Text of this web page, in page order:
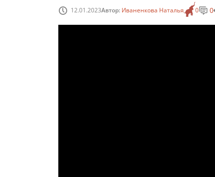
12.01.2023Автор: Иваненкова Наталья 0 0